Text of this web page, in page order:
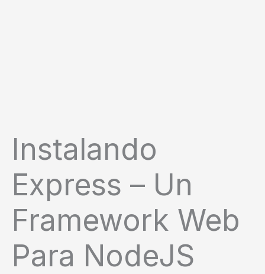
Instalando
Express – Un
Framework Web
Para NodeJS